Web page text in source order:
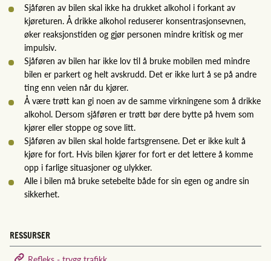
Sjåføren av bilen skal ikke ha drukket alkohol i forkant av
kjøreturen. Å drikke alkohol reduserer konsentrasjonsevnen,
øker reaksjonstiden og gjør personen mindre kritisk og mer
impulsiv.
Sjåføren av bilen har ikke lov til å bruke mobilen med mindre
bilen er parkert og helt avskrudd. Det er ikke lurt å se på andre
ting enn veien når du kjører.
Å være trøtt kan gi noen av de samme virkningene som å drikke
alkohol. Dersom sjåføren er trøtt bør dere bytte på hvem som
kjører eller stoppe og sove litt.
Sjåføren av bilen skal holde fartsgrensene. Det er ikke kult å
kjøre for fort. Hvis bilen kjører for fort er det lettere å komme
opp i farlige situasjoner og ulykker.
Alle i bilen må bruke setebelte både for sin egen og andre sin
sikkerhet.
RESSURSER